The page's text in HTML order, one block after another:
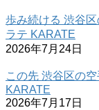
歩み続ける 渋谷
ラテ KARATE
2026年7月24日
この先 渋谷区の
KARATE
2026年7月17日